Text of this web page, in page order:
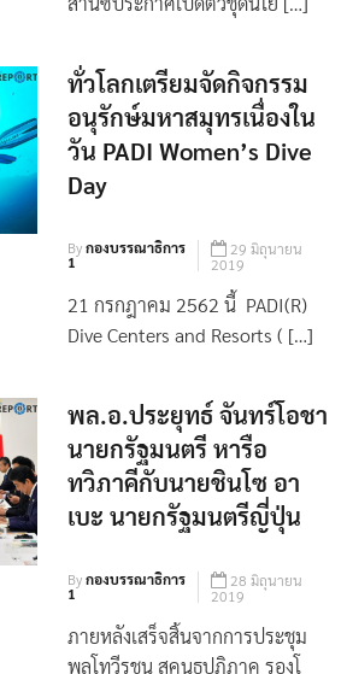
เมื่อไม่นานมานี้ นครซีอาน มณฑล
ทั่วโลกเตรียมจัดกิจกรรม
อนุรักษ์มหาสมุทรเนื่องใน
วัน PADI Women’s Dive
Day
Byกองบรรณาธิการ
1
29 มิถุนายน
2019
พล.อ.ประยุทธ์ จันทร์โอชา
นายกรัฐมนตรี หารือ
ทวิภาคีกับนายชินโซ อา
เบะ นายกรัฐมนตรีญี่ปุ่น
Byกองบรรณาธิการ
1
28 มิถุนายน
2019